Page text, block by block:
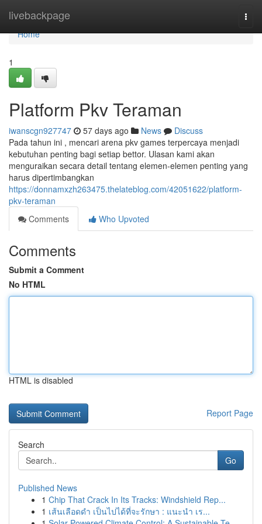
livebackpage
Home
Home
1
Platform Pkv Teraman
iwanscgn927747 57 days ago News
Discuss
Pada tahun ini , mencari arena pkv games terpercaya menjadi
kebutuhan penting bagi setiap bettor. Ulasan kami akan
menguraikan secara detail tentang elemen-elemen penting yang
harus dipertimbangkan
https://donnamxzh263475.thelateblog.com/42051622/platform-
pkv-teraman
Comments
Who Upvoted
Comments
Submit a Comment
No HTML
HTML is disabled
Report Page
Search
Go
Published News
1 Chip That Crack In Its Tracks: Windshield Rep...
1 เส้นเลือดดำ เป็นไปได้ที่จะรักษา : แนะนำ เร...